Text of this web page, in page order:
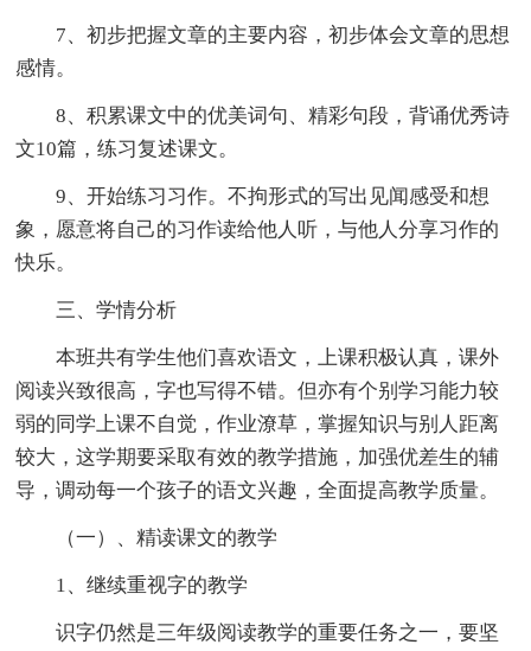
7、初步把握文章的主要内容，初步体会文章的思想
感情。
8、积累课文中的优美词句、精彩句段，背诵优秀诗
文10篇，练习复述课文。
9、开始练习习作。不拘形式的写出见闻感受和想
象，愿意将自己的习作读给他人听，与他人分享习作的
快乐。
三、学情分析
本班共有学生他们喜欢语文，上课积极认真，课外
阅读兴致很高，字也写得不错。但亦有个别学习能力较
弱的同学上课不自觉，作业潦草，掌握知识与别人距离
较大，这学期要采取有效的教学措施，加强优差生的辅
导，调动每一个孩子的语文兴趣，全面提高教学质量。
（一）、精读课文的教学
1、继续重视字的教学
识字仍然是三年级阅读教学的重要任务之一，要坚